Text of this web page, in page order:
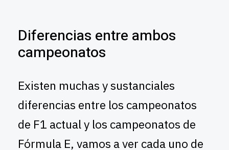
Diferencias entre ambos
campeonatos
Existen muchas y sustanciales
diferencias entre los campeonatos
de F1 actual y los campeonatos de
Fórmula E, vamos a ver cada uno de